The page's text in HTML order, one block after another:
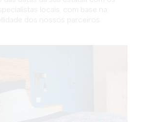
locais, com base na
dos nossos parceiros.